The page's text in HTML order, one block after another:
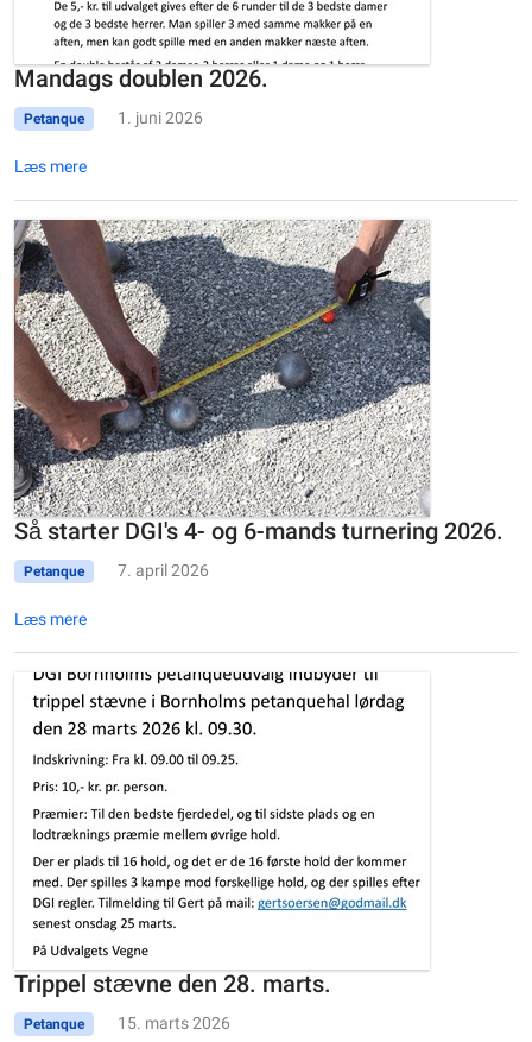
Mandags doublen 2026.
Petanque 1. juni 2026
Læs mere
Så starter DGI's 4- og 6-mands turnering 2026.
Petanque 7. april 2026
Læs mere
Trippel stævne den 28. marts.
Petanque 15. marts 2026